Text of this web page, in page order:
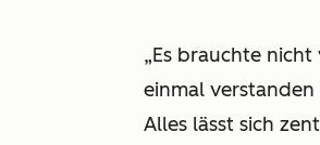
„Es brauchte
einmal
Alles lässt sich